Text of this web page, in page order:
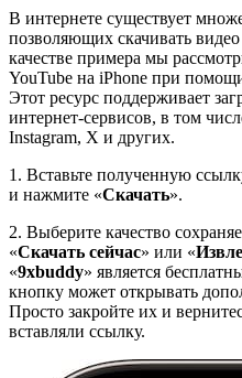
В интернете существует
позволяющих скачивать
качестве примера мы
YouTube на iPhone при
Этот ресурс поддерживает
интернет-сервисов, в том
Instagram, X и других.
1. Вставьте полученную
и нажмите «Скачать».
2. Выберите качество
«Скачать сейчас» или «
«9xbuddy» является
кнопку может открывать
Просто закройте их и
вставляли ссылку.